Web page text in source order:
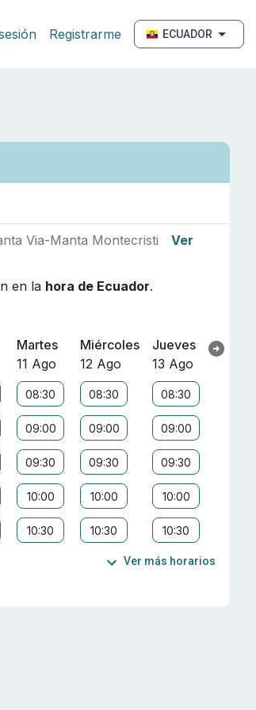
Registrarme ECUADOR
Via-Manta Montecristi
Ver
en la hora de Ecuador.
Martes
11 Ago
08:30
09:00
09:30
10:00
10:30
Miércoles
12 Ago
08:30
09:00
09:30
10:00
10:30
Jueves
13 Ago
08:30
09:00
09:30
10:00
10:30
Ver más horarios